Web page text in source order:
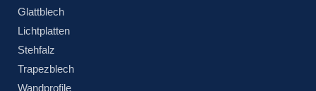
Glattblech
Lichtplatten
Stehfalz
Trapezblech
Wandprofile